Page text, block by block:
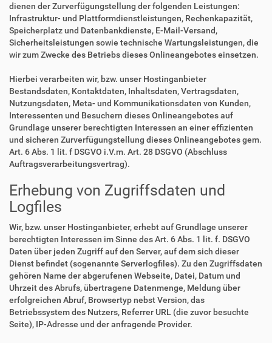
dienen der Zurverfügungstellung der folgenden Leistungen:
Infrastruktur- und Plattformdienstleistungen, Rechenkapazität,
Speicherplatz und Datenbankdienste, E-Mail-Versand,
Sicherheitsleistungen sowie technische Wartungsleistungen, die
wir zum Zwecke des Betriebs dieses Onlineangebotes einsetzen.
Hierbei verarbeiten wir, bzw. unser Hostinganbieter
Bestandsdaten, Kontaktdaten, Inhaltsdaten, Vertragsdaten,
Nutzungsdaten, Meta- und Kommunikationsdaten von Kunden,
Interessenten und Besuchern dieses Onlineangebotes auf
Grundlage unserer berechtigten Interessen an einer effizienten
und sicheren Zurverfügungstellung dieses Onlineangebotes gem.
Art. 6 Abs. 1 lit. f DSGVO i.V.m. Art. 28 DSGVO (Abschluss
Auftragsverarbeitungsvertrag).
Erhebung von Zugriffsdaten und
Logfiles
Wir, bzw. unser Hostinganbieter, erhebt auf Grundlage unserer
berechtigten Interessen im Sinne des Art. 6 Abs. 1 lit. f. DSGVO
Daten über jeden Zugriff auf den Server, auf dem sich dieser
Dienst befindet (sogenannte Serverlogfiles). Zu den Zugriffsdaten
gehören Name der abgerufenen Webseite, Datei, Datum und
Uhrzeit des Abrufs, übertragene Datenmenge, Meldung über
erfolgreichen Abruf, Browsertyp nebst Version, das
Betriebssystem des Nutzers, Referrer URL (die zuvor besuchte
Seite), IP-Adresse und der anfragende Provider.